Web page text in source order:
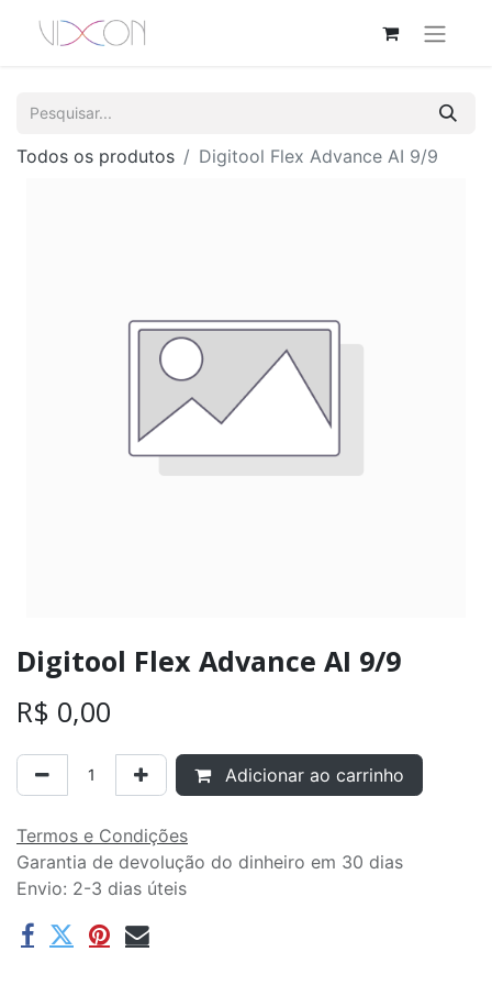
Todos os produtos Digitool Flex Advance AI 9/9
Digitool Flex Advance AI 9/9
R$ 0,00
Adicionar ao carrinho
Termos e Condições
Garantia de devolução do dinheiro em 30 dias
Envio: 2-3 dias úteis